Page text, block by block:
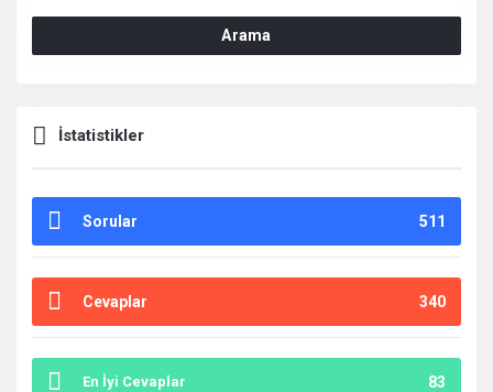
sonuncu
Sorular
Arama
İstatistikler
Sorular 511
Cevaplar 340
En İyi Cevaplar 83